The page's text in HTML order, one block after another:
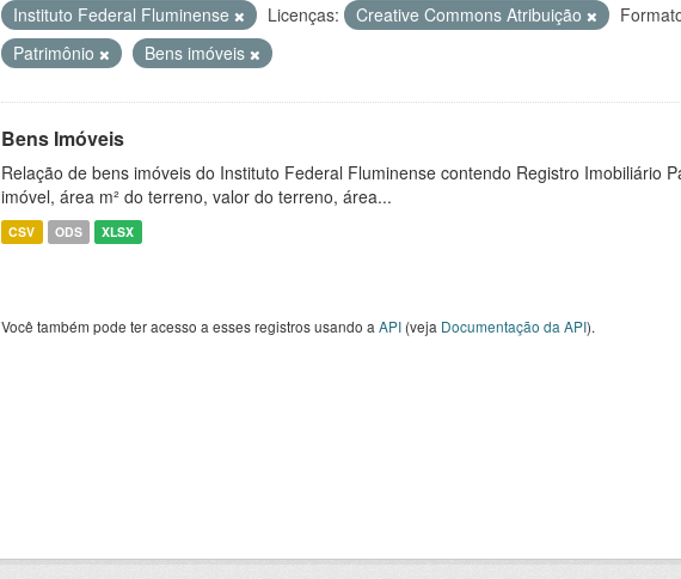
Instituto Federal Fluminense
Licenças: Creative Commons Atribuição
Patrimônio
Bens imóveis
Bens Imóveis
Relação de bens imóveis do Instituto Federal Fluminense contendo Registro Imobiliário
imóvel, área m² do terreno, valor do terreno, área...
CSV ODS XLSX
Você também pode ter acesso a esses registros usando a API (veja Documentação da API).